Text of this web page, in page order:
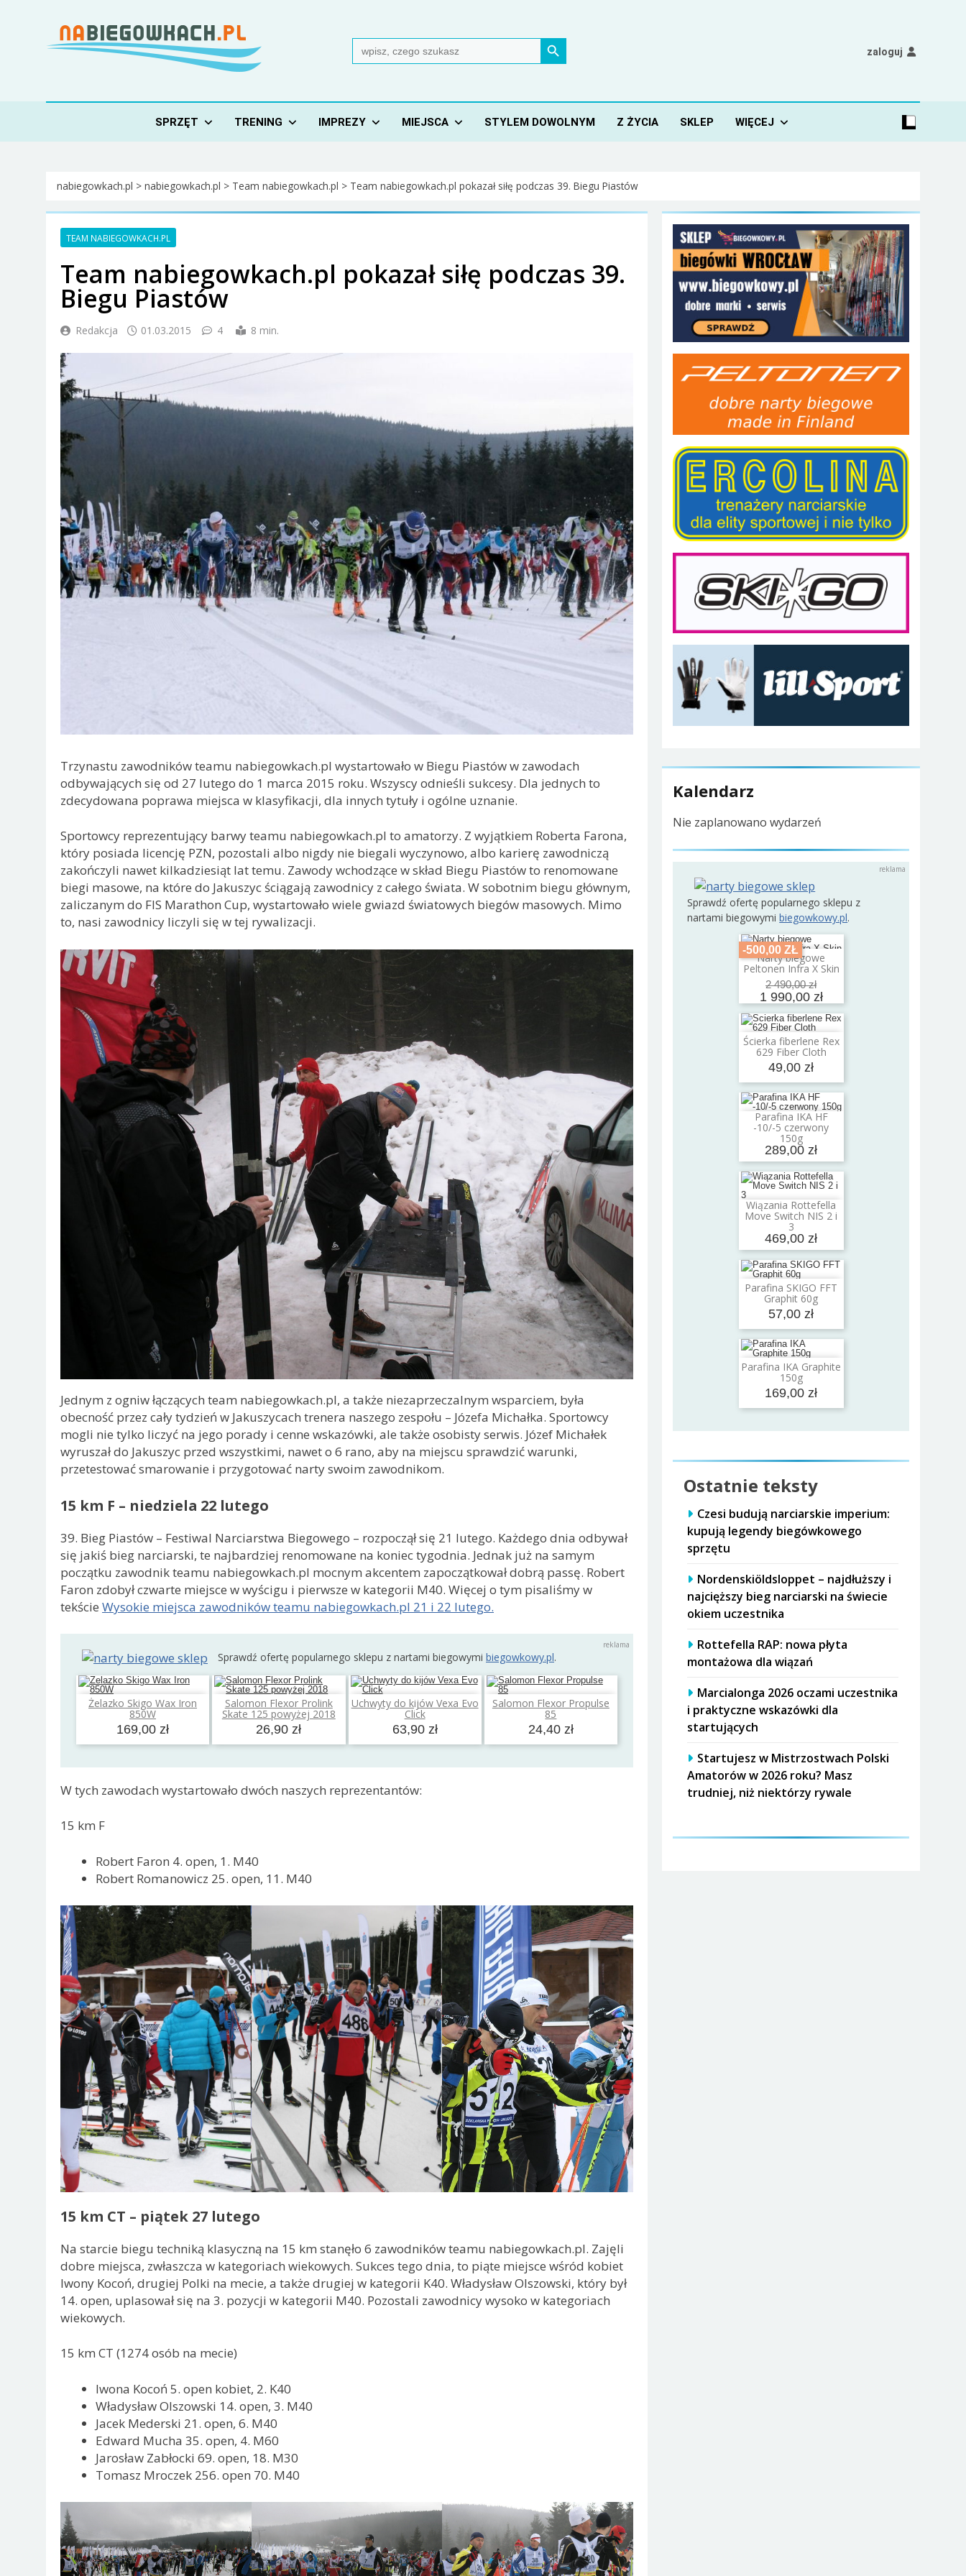
Nabiegowkach.pl
Search
for:
Search Button
zaloguj
SPRZĘT TRENING IMPREZY MIEJSCA STYLEM DOWOLNYM Z ŻYCIA SKLEP WIĘCEJ
nabiegowkach.pl > nabiegowkach.pl > Team nabiegowkach.pl > Team nabiegowkach.pl pokazał siłę podczas 39. Biegu Piastów
TEAM NABIEGOWKACH.PL
Team nabiegowkach.pl pokazał siłę podczas 39.
Biegu Piastów
Redakcja 01.03.2015 4 8 min.
Trzynastu zawodników teamu nabiegowkach.pl wystartowało w Biegu Piastów w zawodach
odbywających się od 27 lutego do 1 marca 2015 roku. Wszyscy odnieśli sukcesy. Dla jednych to
zdecydowana poprawa miejsca w klasyfikacji, dla innych tytuły i ogólne uznanie.
Sportowcy reprezentujący barwy teamu nabiegowkach.pl to amatorzy. Z wyjątkiem Roberta Farona,
który posiada licencję PZN, pozostali albo nigdy nie biegali wyczynowo, albo karierę zawodniczą
zakończyli nawet kilkadziesiąt lat temu. Zawody wchodzące w skład Biegu Piastów to renomowane
biegi masowe, na które do Jakuszyc ściągają zawodnicy z całego świata. W sobotnim biegu głównym,
zaliczanym do FIS Marathon Cup, wystartowało wiele gwiazd światowych biegów masowych. Mimo
to, nasi zawodnicy liczyli się w tej rywalizacji.
Jednym z ogniw łączących team nabiegowkach.pl, a także niezaprzeczalnym wsparciem, była
obecność przez cały tydzień w Jakuszycach trenera naszego zespołu – Józefa Michałka. Sportowcy
mogli nie tylko liczyć na jego porady i cenne wskazówki, ale także osobisty serwis. Józef Michałek
wyruszał do Jakuszyc przed wszystkimi, nawet o 6 rano, aby na miejscu sprawdzić warunki,
przetestować smarowanie i przygotować narty swoim zawodnikom.
15 km F – niedziela 22 lutego
39. Bieg Piastów – Festiwal Narciarstwa Biegowego – rozpoczął się 21 lutego. Każdego dnia odbywał
się jakiś bieg narciarski, te najbardziej renomowane na koniec tygodnia. Jednak już na samym
początku zawodnik teamu nabiegowkach.pl mocnym akcentem zapoczątkował dobrą passę. Robert
Faron zdobył czwarte miejsce w wyścigu i pierwsze w kategorii M40. Więcej o tym pisaliśmy w
tekście Wysokie miejsca zawodników teamu nabiegowkach.pl 21 i 22 lutego.
Sprawdź ofertę popularnego sklepu z nartami biegowymi biegowkowy.pl.
Żelazko Skigo Wax Iron
850W
169,00 zł
Dodaj do koszyka Salomon Flexor Prolink
Skate 125 powyżej 2018
26,90 zł
Dodaj do koszyka Uchwyty do kijów Vexa Evo
Click
63,90 zł
Dodaj do koszyka Salomon Flexor Propulse
85
24,40 zł
Dodaj do koszyka
W tych zawodach wystartowało dwóch naszych reprezentantów:
15 km F
Robert Faron 4. open, 1. M40
Robert Romanowicz 25. open, 11. M40
15 km CT – piątek 27 lutego
Na starcie biegu techniką klasyczną na 15 km stanęło 6 zawodników teamu nabiegowkach.pl. Zajęli
dobre miejsca, zwłaszcza w kategoriach wiekowych. Sukces tego dnia, to piąte miejsce wśród kobiet
Iwony Kocoń, drugiej Polki na mecie, a także drugiej w kategorii K40. Władysław Olszowski, który był
14. open, uplasował się na 3. pozycji w kategorii M40. Pozostali zawodnicy wysoko w kategoriach
wiekowych.
15 km CT (1274 osób na mecie)
Iwona Kocoń 5. open kobiet, 2. K40
Władysław Olszowski 14. open, 3. M40
Jacek Mederski 21. open, 6. M40
Edward Mucha 35. open, 4. M60
Jarosław Zabłocki 69. open, 18. M30
Tomasz Mroczek 256. open 70. M40
Kalendarz
Nie zaplanowano wydarzeń
Sprawdź ofertę popularnego sklepu z
nartami biegowymibiegowkowy.pl.
-500,00 ZŁ
Narty biegowe
Peltonen Infra X Skin
2 490,00 zł
1 990,00 zł
Dodaj do koszyka
Ścierka fiberlene Rex
629 Fiber Cloth
49,00 zł
Dodaj do koszyka
Parafina IKA HF
-10/-5 czerwony
150g
289,00 zł
Dodaj do koszyka
Wiązania Rottefella
Move Switch NIS 2 i
3
469,00 zł
Dodaj do koszyka
Parafina SKIGO FFT
Graphit 60g
57,00 zł
Dodaj do koszyka
Parafina IKA Graphite
150g
169,00 zł
Dodaj do koszyka
Ostatnie teksty
Czesi budują narciarskie imperium:
kupują legendy biegówkowego
sprzętu
Nordenskiöldsloppet – najdłuższy i
najcięższy bieg narciarski na świecie
okiem uczestnika
Rottefella RAP: nowa płyta
montażowa dla wiązań
Marcialonga 2026 oczami uczestnika
i praktyczne wskazówki dla
startujących
Startujesz w Mistrzostwach Polski
Amatorów w 2026 roku? Masz
trudniej, niż niektórzy rywale